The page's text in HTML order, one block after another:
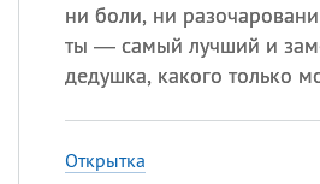
ни боли, ни
ты — самый лучший и
дедушка, какого только
Открытка